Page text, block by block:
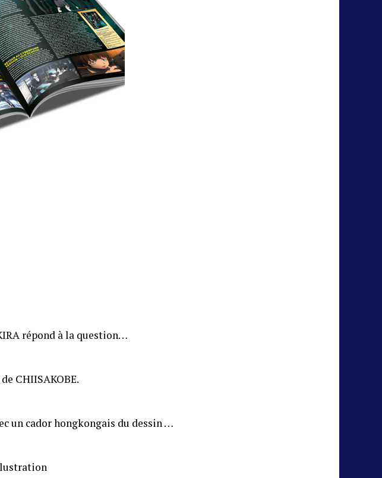
répond à la question…
CHIISAKOBE.
un cador hongkongais du dessin …